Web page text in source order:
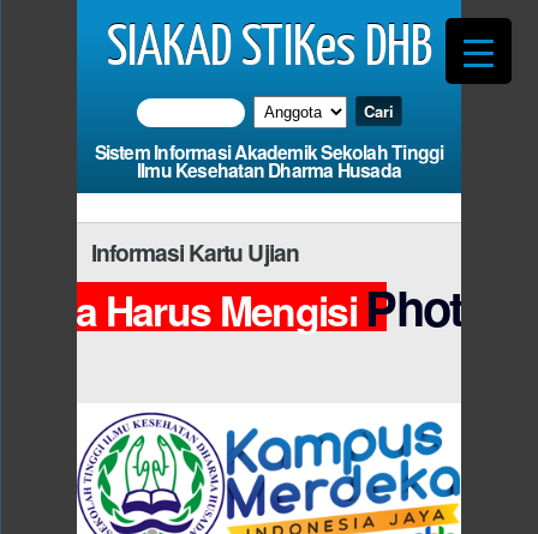
SIAKAD STIKes DHB
Sistem Informasi Akademik Sekolah Tinggi
Ilmu Kesehatan Dharma Husada
Informasi Kartu Ujian